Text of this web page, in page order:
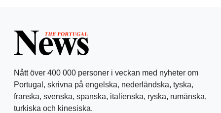
Nått över 400 000 personer i veckan med nyheter om
Portugal, skrivna på engelska, nederländska, tyska,
franska, svenska, spanska, italienska, ryska, rumänska,
turkiska och kinesiska.